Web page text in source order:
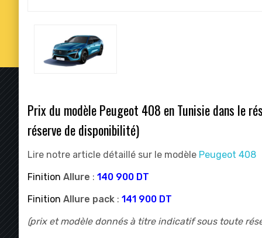
Prix du modèle Peugeot 408 en Tunisie dans le
réserve de disponibilité)
Lire notre article détaillé sur le modèle Peugeot 408
Finition Allure : 140 900 DT
Finition Allure pack : 141 900 DT
(prix et modèle donnés à titre indicatif sous toute